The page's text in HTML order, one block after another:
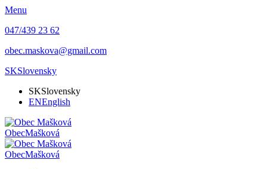
Menu
047/439 23 62
obec.maskova@gmail.com
SKSlovensky
SKSlovensky
ENEnglish
ObecMašková
ObecMašková